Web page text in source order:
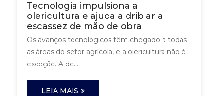
Tecnologia impulsiona a
olericultura e ajuda a driblar a
escassez de mão de obra
Os avanços tecnológicos têm chegado a todas
as áreas do setor agrícola, e a olericultura não é
exceção. A do...
LEIA MAIS